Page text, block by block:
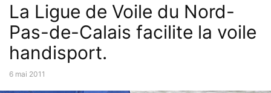
La Ligue de Voile du Nord-
Pas-de-Calais facilite la voile
handisport.
6 mai 2011